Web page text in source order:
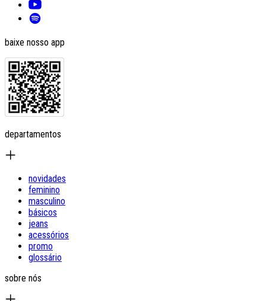
baixe nosso app
departamentos
novidades
feminino
masculino
básicos
jeans
acessórios
promo
glossário
sobre nós